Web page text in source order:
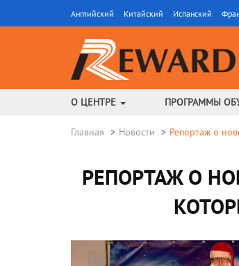
Английский Китайский Испанский
О ЦЕНТРЕ ПРОГРАММЫ
Главная Новости Репортаж о
РЕПОРТАЖ О